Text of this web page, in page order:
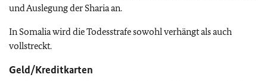
und Auslegung der Sharia an.
In Somalia wird die Todesstrafe sowohl verhängt als auch
vollstreckt.
Geld/Kreditkarten